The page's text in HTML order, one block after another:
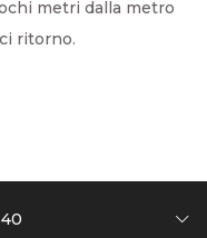
metri dalla metro
ritorno.